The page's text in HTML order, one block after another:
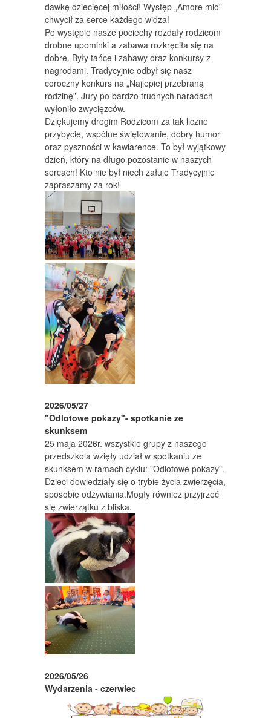
dawkę dziecięcej miłości! Występ „Amore mio”
chwycił za serce każdego widza!
Po występie nasze pociechy rozdały rodzicom
drobne upominki a zabawa rozkręciła się na
dobre. Były tańce i zabawy oraz konkursy z
nagrodami. Tradycyjnie odbył się nasz
coroczny konkurs na „Najlepiej przebraną
rodzinę”. Jury po bardzo trudnych naradach
wyłoniło zwycięzców.
Dziękujemy drogim Rodzicom za tak liczne
przybycie, wspólne świętowanie, dobry humor
oraz pyszności w kawiarence. To był wyjątkowy
dzień, który na długo pozostanie w naszych
sercach! Kto nie był niech żałuje Tradycyjnie
zapraszamy za rok!
2026/05/27
"Odlotowe pokazy"- spotkanie ze
skunksem
25 maja 2026r. wszystkie grupy z naszego
przedszkola wzięły udział w spotkaniu ze
skunksem w ramach cyklu: "Odlotowe pokazy".
Dzieci dowiedziały się o trybie życia zwierzęcia,
sposobie odżywiania.Mogły również przyjrzeć
się zwierzątku z bliska.
2026/05/26
Wydarzenia - czerwiec